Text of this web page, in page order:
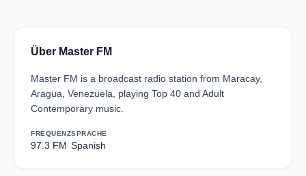
Über Master FM
Master FM is a broadcast radio station from Maracay,
Aragua, Venezuela, playing Top 40 and Adult
Contemporary music.
FREQUENZ
97.3 FM
SPRACHE
Spanish